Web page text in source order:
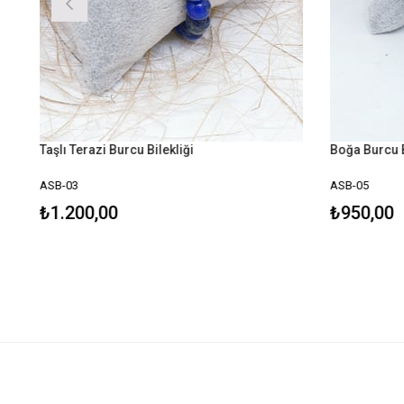
Taşlı Terazi Burcu Bilekliği
ASB-03
₺1.200,00
Boğa Burcu
ASB-05
₺950,00